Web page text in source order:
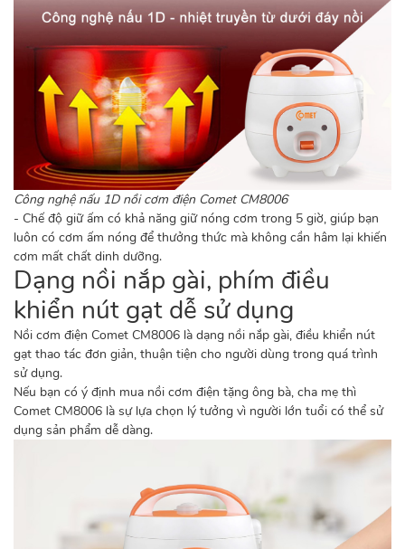
Công nghệ nấu 1D nồi cơm điện Comet CM8006
- Chế độ giữ ấm có khả năng giữ nóng cơm trong 5 giờ, giúp bạn
luôn có cơm ấm nóng để thưởng thức mà không cần hâm lại khiến
cơm mất chất dinh dưỡng.
Dạng nồi nắp gài, phím điều
khiển nút gạt dễ sử dụng
Nồi cơm điện Comet CM8006 là dạng nồi nắp gài, điều khiển nút
gạt thao tác đơn giản, thuận tiện cho người dùng trong quá trình
sử dụng.
Nếu bạn có ý định mua nồi cơm điện tặng ông bà, cha mẹ thì
Comet CM8006 là sự lựa chọn lý tưởng vì người lớn tuổi có thể sử
dụng sản phẩm dễ dàng.